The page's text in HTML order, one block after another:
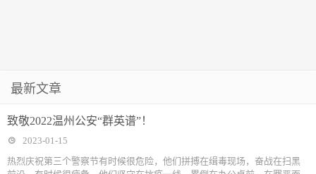
最新文章
致敬2022温州公安“群英谱”！
2023-01-15
热烈庆祝第三个警察节有时候很危险，他们拼搏在缉毒现场，奋战在扫黑